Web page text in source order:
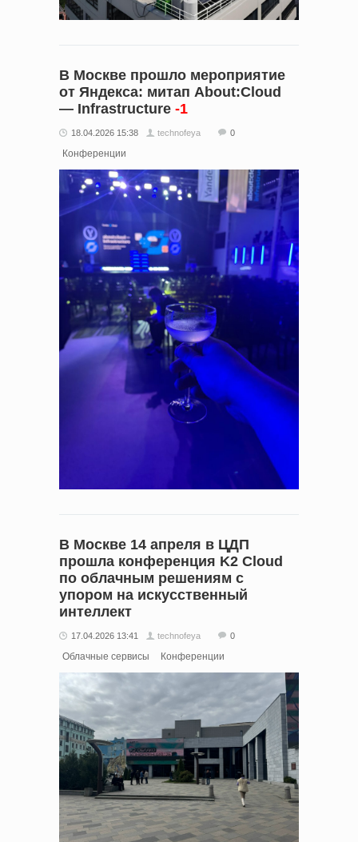
В Москве прошло мероприятие
от Яндекса: митап About:Cloud
— Infrastructure -1
18.04.2026 15:38 technofeya 0
Конференции
В Москве 14 апреля в ЦДП
прошла конференция K2 Cloud
по облачным решениям с
упором на искусственный
интеллект
17.04.2026 13:41 technofeya 0
Облачные сервисы Конференции